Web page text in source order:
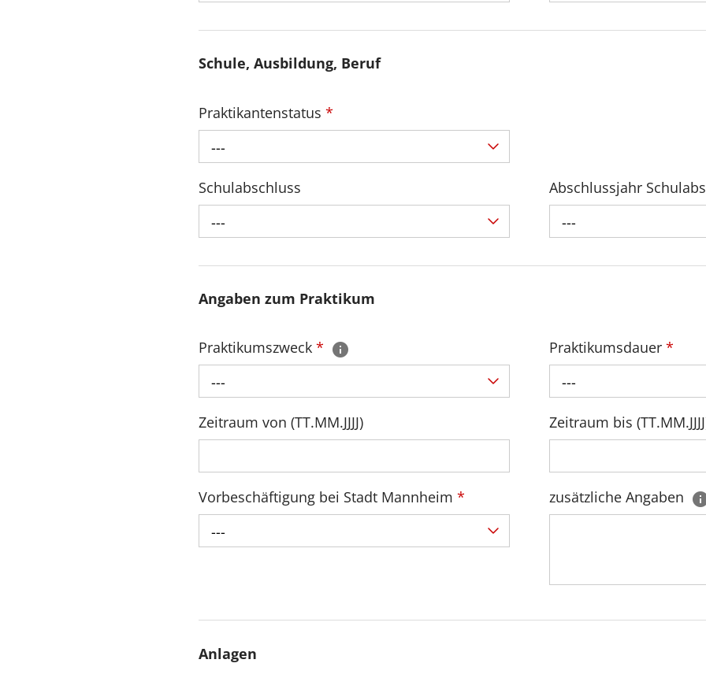
Schule, Ausbildung, Beruf
Praktikantenstatus *
---
Schulabschluss
---
Abschlussjahr
---
Angaben zum Praktikum
Praktikumszweck *
---
Praktikumsdauer*
---
Zeitraum von (TT.MM.JJJJ) Zeitraum bis
Vorbeschäftigung bei Stadt Mannheim *
---
zusätzliche Angaben
Anlagen